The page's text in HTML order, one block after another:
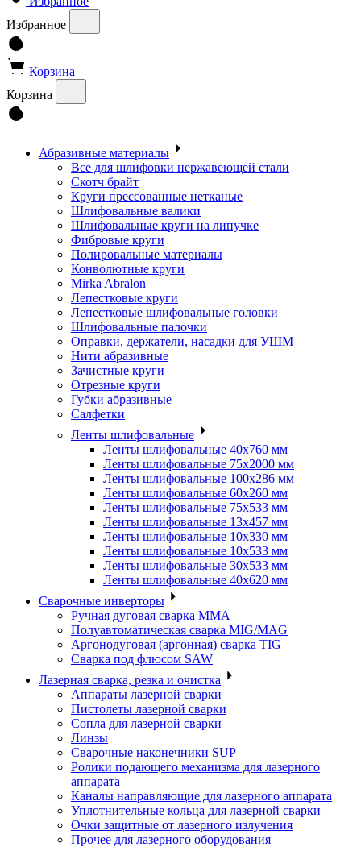
Избранное
Корзина
Корзина
Абразивные материалы
Все для шлифовки нержавеющей стали
Скотч брайт
Круги прессованные нетканые
Шлифовальные валики
Шлифовальные круги на липучке
Фибровые круги
Полировальные материалы
Конволютные круги
Mirka Abralon
Лепестковые круги
Лепестковые шлифовальные головки
Шлифовальные палочки
Оправки, держатели, насадки для УШМ
Нити абразивные
Зачистные круги
Отрезные круги
Губки абразивные
Салфетки
Ленты шлифовальные
Ленты шлифовальные 40х760 мм
Ленты шлифовальные 75х2000 мм
Ленты шлифовальные 100х286 мм
Ленты шлифовальные 60х260 мм
Ленты шлифовальные 75х533 мм
Ленты шлифовальные 13х457 мм
Ленты шлифовальные 10х330 мм
Ленты шлифовальные 10х533 мм
Ленты шлифовальные 30х533 мм
Ленты шлифовальные 40х620 мм
Сварочные инверторы
Ручная дуговая сварка MMA
Полуавтоматическая сварка MIG/MAG
Аргонодуговая (аргонная) сварка TIG
Сварка под флюсом SAW
Лазерная сварка, резка и очистка
Аппараты лазерной сварки
Пистолеты лазерной сварки
Сопла для лазерной сварки
Линзы
Сварочные наконечники SUP
Ролики подающего механизма для лазерного
аппарата
Каналы направляющие для лазерного аппарата
Уплотнительные кольца для лазерной сварки
Очки защитные от лазерного излучения
Прочее для лазерного оборудования